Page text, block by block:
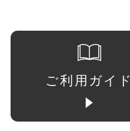
ご利用ガイド